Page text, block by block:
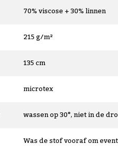
70% viscose + 30% linnen
215 g/m²
135 cm
microtex
wassen op 30°, niet in de
Was de stof vooraf om